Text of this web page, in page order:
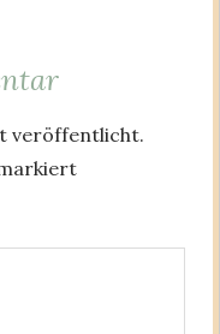
veröffentlicht.